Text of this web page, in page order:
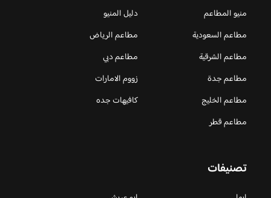
منيو المطاعم
دليل المنيو
مطاعم السعودية
مطاعم الرياض
مطاعم الشرقية
مطاعم دبي
مطاعم جدة
زووم الامارات
مطاعم الخليج
كافيهات جده
مطاعم قطر
تصنيفات